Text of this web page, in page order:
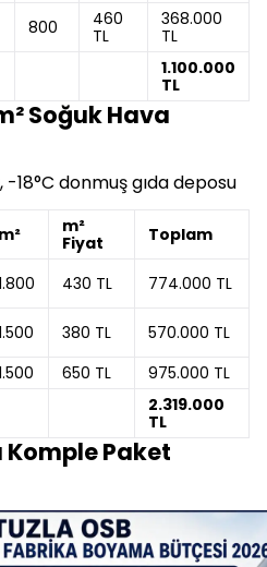
800
460
TL
368.000
TL
1.100.000
TL
Soğuk Hava
-18°C donmuş gıda deposu
m²
m²
Fiyat
Toplam
430 TL
774.000 TL
380 TL
570.000 TL
650 TL
975.000 TL
2.319.000
TL
Komple Paket